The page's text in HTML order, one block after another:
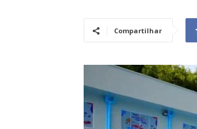
Compartilhar